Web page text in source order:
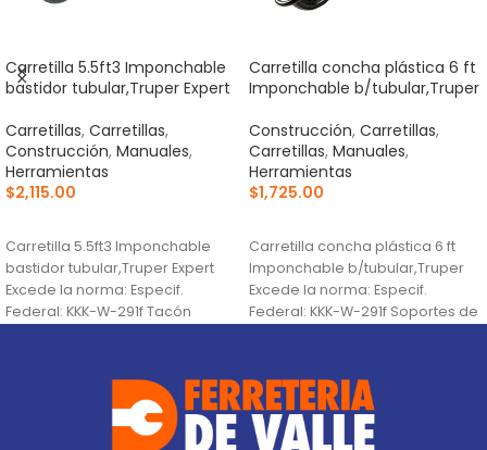
Carretilla 5.5ft3 Imponchable
bastidor tubular,Truper Expert
Carretillas, Carretillas,
Construcción, Manuales,
Herramientas
$2,115.00
Carretilla 5.5ft3 Imponchable
bastidor tubular,Truper Expert
Excede la norma: Especif.
Federal: KKK-W-291f Tacón
Carretilla concha plástica 6 ft
Imponchable b/tubular,Truper
Construcción, Carretillas,
Carretillas, Manuales,
Herramientas
$1,725.00
Carretilla concha plástica 6 ft
Imponchable b/tubular,Truper
Excede la norma: Especif.
Federal: KKK-W-291f Soportes de